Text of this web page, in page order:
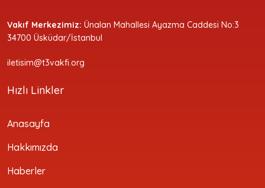
Vakıf Merkezimiz: Ünalan Mahallesi Ayazma Caddesi No:3
34700 Üsküdar/İstanbul
iletisim@t3vakfi.org
Hızlı Linkler
Anasayfa
Hakkımızda
Haberler